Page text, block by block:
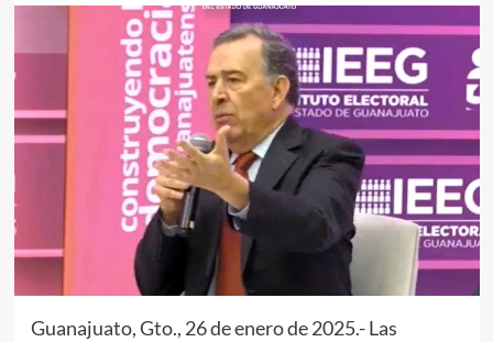
Guanajuato, Gto., 26 de enero de 2025.- Las